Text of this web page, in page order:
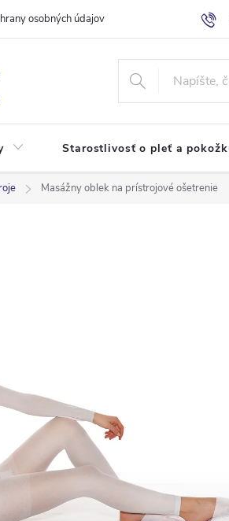
osobných údajov
Starostlivosť o pleť a
Masážny oblek na prístrojové ošetrenie